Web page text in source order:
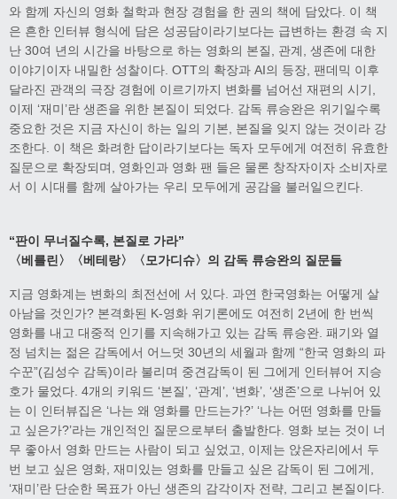
와 함께 자신의 영화 철학과 현장 경험을 한 권의 책에 담았다. 이 책
은 흔한 인터뷰 형식에 담은 성공담이라기보다는 급변하는 환경 속 지
난 30여 년의 시간을 바탕으로 하는 영화의 본질, 관계, 생존에 대한
이야기이자 내밀한 성찰이다. OTT의 확장과 AI의 등장, 팬데믹 이후
달라진 관객의 극장 경험에 이르기까지 변화를 넘어선 재편의 시기,
이제 ‘재미’란 생존을 위한 본질이 되었다. 감독 류승완은 위기일수록
중요한 것은 지금 자신이 하는 일의 기본, 본질을 잊지 않는 것이라 강
조한다. 이 책은 화려한 답이라기보다는 독자 모두에게 여전히 유효한
질문으로 확장되며, 영화인과 영화 팬 들은 물론 창작자이자 소비자로
서 이 시대를 함께 살아가는 우리 모두에게 공감을 불러일으킨다.
“판이 무너질수록, 본질로 가라”
〈베를린〉〈베테랑〉〈모가디슈〉 의 감독 류승완의 질문들
지금 영화계는 변화의 최전선에 서 있다. 과연 한국영화는 어떻게 살
아남을 것인가? 본격화된 K-영화 위기론에도 여전히 2년에 한 번씩
영화를 내고 대중적 인기를 지속해가고 있는 감독 류승완. 패기와 열
정 넘치는 젊은 감독에서 어느덧 30년의 세월과 함께 “한국 영화의 파
수꾼”(김성수 감독)이라 불리며 중견감독이 된 그에게 인터뷰어 지승
호가 물었다. 4개의 키워드 ‘본질’, ‘관계’, ‘변화’, ‘생존’으로 나뉘어 있
는 이 인터뷰집은 ‘나는 왜 영화를 만드는가?’ ‘나는 어떤 영화를 만들
고 싶은가?’라는 개인적인 질문으로부터 출발한다. 영화 보는 것이 너
무 좋아서 영화 만드는 사람이 되고 싶었고, 이제는 앉은자리에서 두
번 보고 싶은 영화, 재미있는 영화를 만들고 싶은 감독이 된 그에게,
‘재미’란 단순한 목표가 아닌 생존의 감각이자 전략, 그리고 본질이다.